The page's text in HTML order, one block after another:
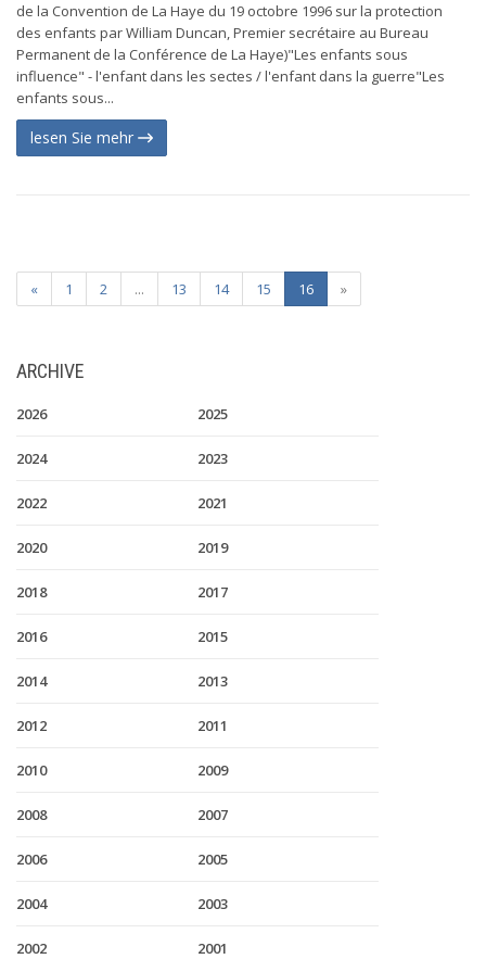
de la Convention de La Haye du 19 octobre 1996 sur la protection
des enfants par William Duncan, Premier secrétaire au Bureau
Permanent de la Conférence de La Haye)"Les enfants sous
influence" - l'enfant dans les sectes / l'enfant dans la guerre"Les
enfants sous...
lesen Sie mehr
« 1 2 ... 13 14 15 16 »
ARCHIVE
2026 2025
2024 2023
2022 2021
2020 2019
2018 2017
2016 2015
2014 2013
2012 2011
2010 2009
2008 2007
2006 2005
2004 2003
2002 2001